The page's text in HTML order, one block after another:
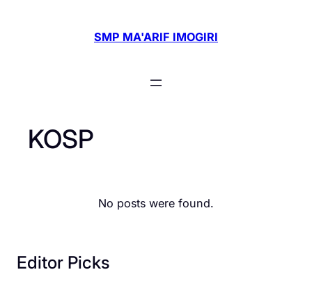
SMP MA'ARIF IMOGIRI
KOSP
No posts were found.
Editor Picks